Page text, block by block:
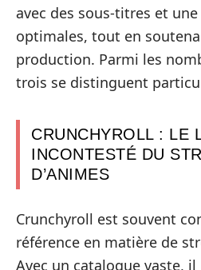
avec des sous-titres et
optimales, tout en
production. Parmi les
trois se distinguent
CRUNCHYROLL : LE
INCONTESTÉ DU
D’ANIMES
Crunchyroll est souvent
référence en matière de
Avec un catalogue vaste, il